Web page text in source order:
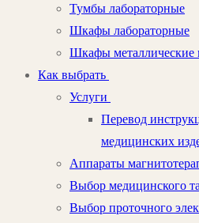
Тумбы лабораторные
Шкафы лабораторные
Шкафы металлические
Как выбрать
Услуги
Перевод
медицинских
Аппараты
Выбор медицинского
Выбор проточного